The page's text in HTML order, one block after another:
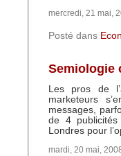
mercredi, 21 mai,
Posté dans
Semiologie
Les pros de
marketeurs
messages,
de 4
Londres pour
mardi, 20 mai,